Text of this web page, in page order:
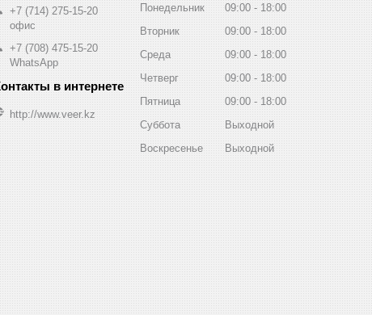
+7 (714) 275-15-20
офис
+7 (708) 475-15-20
WhatsApp
http://www.veer.kz
Понедельник 09:00
18:00
Вторник
09:00
18:00
Среда
09:00
18:00
Четверг
09:00
18:00
Пятница
09:00
18:00
Суббота
Выходной
Воскресенье
Выходной